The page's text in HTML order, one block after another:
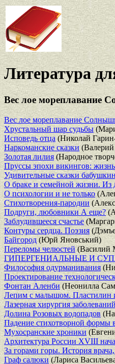
Литература
Вес лое мореплавание
Вес лое мореплавание
Хрустальный шар судьбы
Исповедь отца(Николай
Наркоманские сказки
Золотая лилия(Народное
Пруссы эпохи викингов:
Удивительные сказки
О браке и семейной жизни.
О психологии и не только
Стихотворения-пародии
Подруги, любовники А еще?
Заблудившееся счастье
Контуры сердца. Поэзия
Байгород(Юрй Яновський)
Переломы челюстей(Василий
ГИПЕРГЕНИАЛЬНЫЕ И
Философия одурманивания
Проектирование
Фонтан Аленби (Неонилла
Лепим с малышом. Пластилин
Лазерная хирургия
Долина Розовых водопадов
Падение стихотворной формы
Мухосранские хроники
Архитектура России XVIII
За горами горы. История
Граф салюки (Лариса